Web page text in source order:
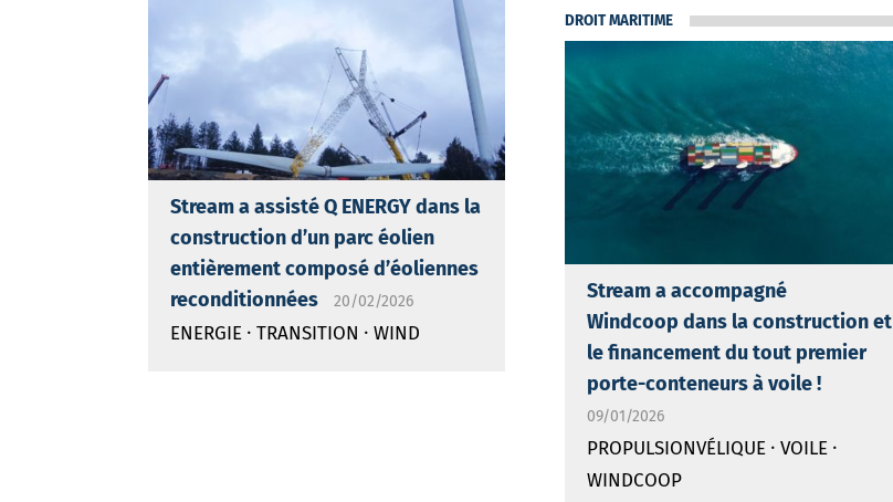
Stream a assisté Q ENERGY dans la
construction d’un parc éolien
entièrement composé d’éoliennes
reconditionnées
20/02/2026
ENERGIE ·TRANSITION ·WIND
DROIT MARITIME
Stream a accompagné
Windcoop dans la construction et
le financement du tout premier
porte-conteneurs à voile !
09/01/2026
PROPULSIONVÉLIQUE· VOILE·
WINDCOOP